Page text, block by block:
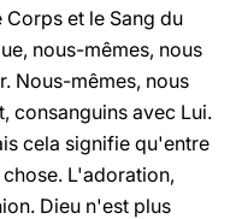
et le Sang du
nous-mêmes, nous
Nous-mêmes, nous
consanguins avec Lui.
cela signifie qu'entre
L'adoration,
Dieu n'est plus